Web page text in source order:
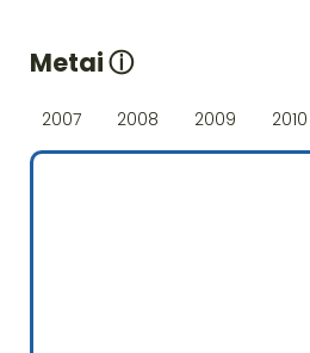
Metaiⓘ
2007 2008 2009 2010